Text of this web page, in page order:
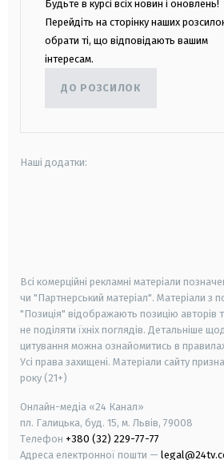
Будьте в курсі всіх новин і оновлень!
Перейдіть на сторінку наших
обрати ті, що відповідають вашим
інтересам.
ДО РОЗСИЛОК
Наші додатки:
Всі комерційні рекламні матеріали
чи "Партнерський матеріал". Матеріали з
"Позиція" відображають позицію авторів
не поділяти їхніх поглядів. Детальніше
цитування можна ознайомитись в
Усі права захищені. Матеріали сайту
року (21+)
Онлайн-медіа «24 Канал»
пл. Галицька, буд. 15, м. Львів, 79008
Телефон +380 (32) 229-77-77
Адреса електронної пошти —